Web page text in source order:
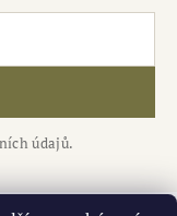
údajů.